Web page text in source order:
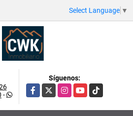
Select Language ▼
-
Síguenos:
Facebook
X InstagramYouTubeTikTok